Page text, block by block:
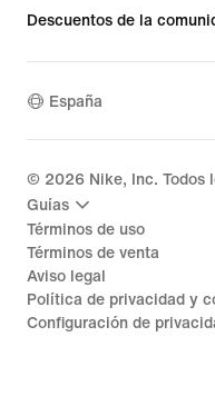
Descuentos de la
España
© 2026 Nike, Inc. Todos
Guías
Términos de uso
Términos de venta
Aviso legal
Política de privacidad y
Configuración de